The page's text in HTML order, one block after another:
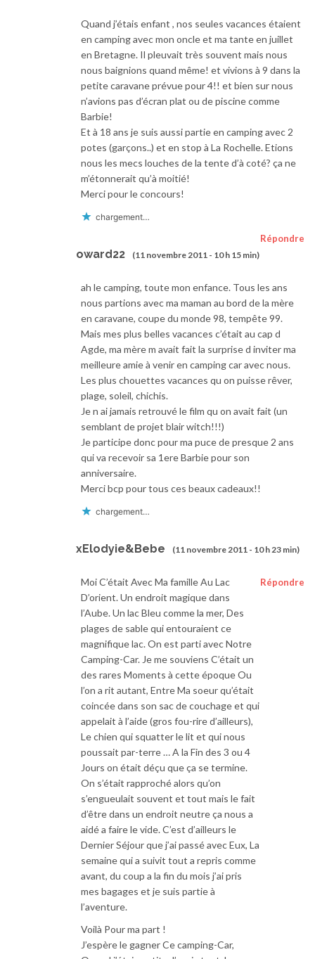
Quand j’étais enfant , nos seules vacances étaient
en camping avec mon oncle et ma tante en juillet
en Bretagne. Il pleuvait très souvent mais nous
nous baignions quand même! et vivions à 9 dans la
petite caravane prévue pour 4!! et bien sur nous
n’avions pas d’écran plat ou de piscine comme
Barbie!
Et à 18 ans je suis aussi partie en camping avec 2
potes (garçons..) et en stop à La Rochelle. Etions
nous les mecs louches de la tente d’à coté? ça ne
m’étonnerait qu’à moitié!
Merci pour le concours!
chargement…
oward22 (11 novembre 2011 - 10 h 15 min)
Répondre
ah le camping, toute mon enfance. Tous les ans
nous partions avec ma maman au bord de la mère
en caravane, coupe du monde 98, tempête 99.
Mais mes plus belles vacances c’était au cap d
Agde, ma mère m avait fait la surprise d inviter ma
meilleure amie à venir en camping car avec nous.
Les plus chouettes vacances qu on puisse rêver,
plage, soleil, chichis.
Je n ai jamais retrouvé le film qu on avait fait (un
semblant de projet blair witch!!!)
Je participe donc pour ma puce de presque 2 ans
qui va recevoir sa 1ere Barbie pour son
anniversaire.
Merci bcp pour tous ces beaux cadeaux!!
chargement…
xElodyie&Bebe (11 novembre 2011 - 10 h 23 min)
Répondre
Moi C’était Avec Ma famille Au Lac
D’orient. Un endroit magique dans
l’Aube. Un lac Bleu comme la mer, Des
plages de sable qui entouraient ce
magnifique lac. On est parti avec Notre
Camping-Car. Je me souviens C’était un
des rares Moments à cette époque Ou
l’on a rit autant, Entre Ma soeur qu’était
coincée dans son sac de couchage et qui
appelait à l’aide (gros fou-rire d’ailleurs),
Le chien qui squatter le lit et qui nous
poussait par-terre … A la Fin des 3 ou 4
Jours on était déçu que ça se termine.
On s’était rapproché alors qu’on
s’engueulait souvent et tout mais le fait
d’être dans un endroit neutre ça nous a
aidé a faire le vide. C’est d’ailleurs le
Dernier Séjour que j’ai passé avec Eux, La
semaine qui a suivit tout a repris comme
avant, du coup a la fin du mois j’ai pris
mes bagages et je suis partie à
l’aventure.
Voilà Pour ma part !
J’espère le gagner Ce camping-Car,